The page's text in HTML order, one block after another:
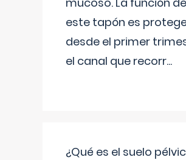
este tapón es
desde el primer
el canal que recorr...
¿Qué es el suelo